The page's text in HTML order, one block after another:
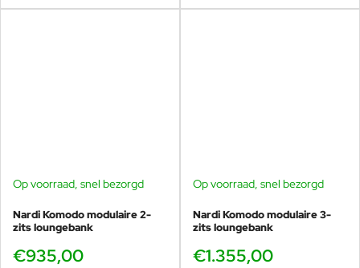
Op voorraad, snel bezorgd
Nardi Komodo modulaire 2-
zits loungebank
€935,00
Op voorraad, snel bezorgd
Nardi Komodo modulaire 3-
zits loungebank
€1.355,00